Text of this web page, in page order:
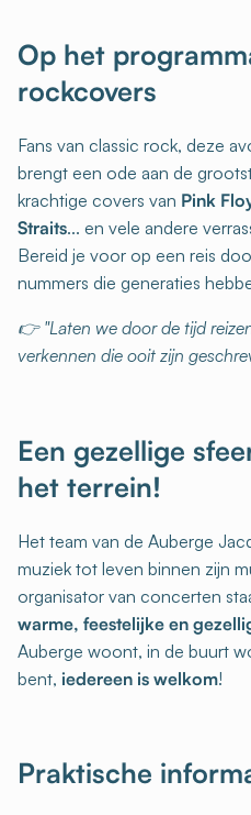
Op het
rockcovers
Fans van classic rock, deze
brengt een ode aan de
krachtige covers van Pink
Straits... en vele andere
Bereid je voor op een reis
nummers die generaties
👉 "Laten we door de tijd
verkennen die ooit zijn
Een gezellige
het terrein!
Het team van de Auberge
muziek tot leven binnen zijn
organisator van concerten
warme, feestelijke en
Auberge woont, in de buurt
bent, iedereen is welkom!
Praktische